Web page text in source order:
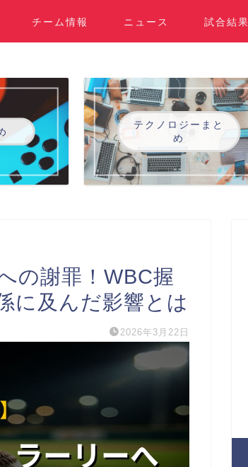
チーム情報 ニュース 試合結果
テクノロジーまと
め
の謝罪！WBC握
に及んだ影響とは
2026年3月22日